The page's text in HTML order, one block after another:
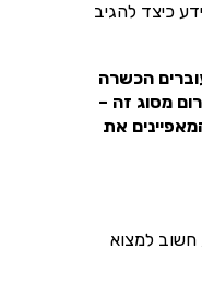
כיצד להגיב
הכשרה
מסוג זה –
את
חשוב למצוא